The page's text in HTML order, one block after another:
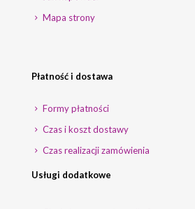
Mapa strony
Płatność i dostawa
Formy płatności
Czas i koszt dostawy
Czas realizacji zamówienia
Usługi dodatkowe